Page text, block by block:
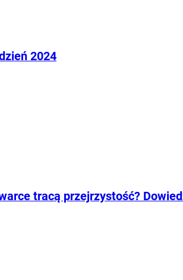
2024
tracą przejrzystość?